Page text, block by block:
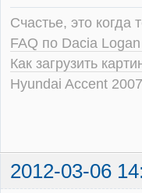
Счастье, это когда
FAQ по Dacia
Как загрузить
Hyundai Accent
2012-03-06